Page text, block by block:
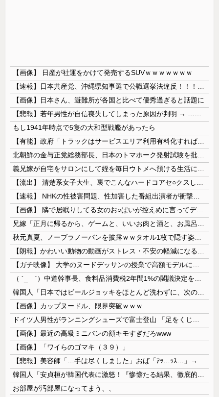
【画像】 日産が社運をかけて発売するSUVｗｗｗｗｗｗｗ
【画像】日本さん、避難所が各国と比べて優秀過ぎると話題に
もし1941年時点で5隻の大和型戦艦があったら
【有能】政府「トラックはサービスエリア利用有料化すればサボらず走るし流問題解決じゃね？」
【画像】 隣で居眠りしてる女のお○ぱいが控えめに言ってデカいｗｗｗ
【画像】カップヌードル、限界突破ｗｗｗ
【画像】最近の高級ミニバンの顔キモすぎだろwww
【画像】「ワイらのゴマキ（３９）」
【悲報】美容師「…手は尽くしました」おば「ｱｯ…ｯｽ…」→
お部屋が汚部屋になってまう、、